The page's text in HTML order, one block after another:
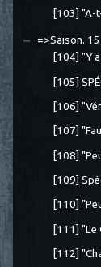
[103] "A-
=>Saison. 15
[104] "Y
[105]
[106]
[107]
[108]
[109]
[110]
[111] "Le
[112]